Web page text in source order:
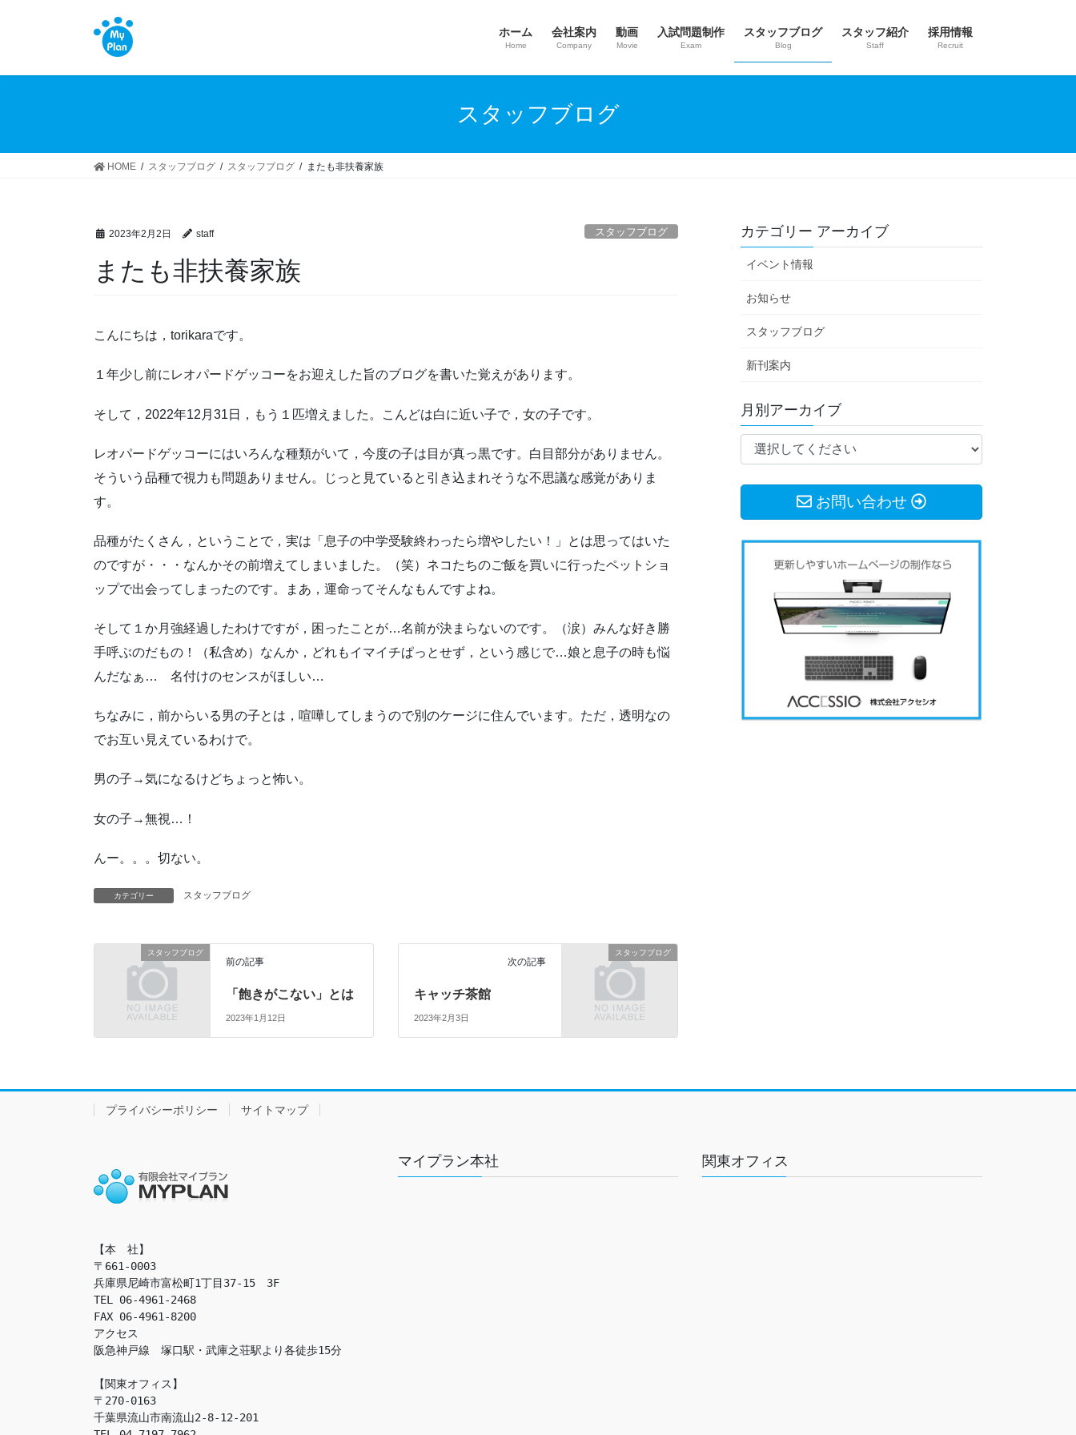
ホーム
Home
会社案内
Company
動画
Movie
入試問題制作
Exam
スタッフブログ
Blog
スタッフ紹介
Staff
採用情報
Recruit
スタッフブログ
HOME スタッフブログ スタッフブログ またも非扶養家族
2023年2月2日 staff スタッフブログ
またも非扶養家族
こんにちは，torikaraです。
１年少し前にレオパードゲッコーをお迎えした旨のブログを書いた覚えがあります。
そして，2022年12月31日，もう１匹増えました。こんどは白に近い子で，女の子です。
レオパードゲッコーにはいろんな種類がいて，今度の子は目が真っ黒です。白目部分がありません。
そういう品種で視力も問題ありません。じっと見ていると引き込まれそうな不思議な感覚がありま
す。
品種がたくさん，ということで，実は「息子の中学受験終わったら増やしたい！」とは思ってはいた
のですが・・・なんかその前増えてしまいました。（笑）ネコたちのご飯を買いに行ったペットショ
ップで出会ってしまったのです。まあ，運命ってそんなもんですよね。
そして１か月強経過したわけですが，困ったことが…名前が決まらないのです。（涙）みんな好き勝
手呼ぶのだもの！（私含め）なんか，どれもイマイチぱっとせず，という感じで…娘と息子の時も悩
んだなぁ… 名付けのセンスがほしい…
ちなみに，前からいる男の子とは，喧嘩してしまうので別のケージに住んでいます。ただ，透明なの
でお互い見えているわけで。
男の子→気になるけどちょっと怖い。
女の子→無視…！
んー。。。切ない。
カテゴリー スタッフブログ
スタッフブログ
前の記事
「飽きがこない」とは
2023年1月12日
スタッフブログ
次の記事
キャッチ茶館
2023年2月3日
カテゴリー アーカイブ
イベント情報
お知らせ
スタッフブログ
新刊案内
月別アーカイブ
お問い合わせ
プライバシーポリシー サイトマップ
【本　社】
〒661-0003
兵庫県尼崎市富松町1丁目37-15　3F
TEL 06-4961-2468
FAX 06-4961-8200
アクセス
阪急神戸線　塚口駅・武庫之荘駅より各徒歩15分
【関東オフィス】
〒270-0163
千葉県流山市南流山2-8-12-201
マイプラン本社 関東オフィス